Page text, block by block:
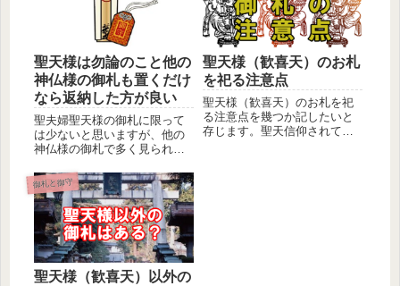
聖天様は勿論のこと他の
神仏様の御札も置くだけ
なら返納した方が良い
聖夫婦聖天様の御札に限って
は少ないと思いますが、他の
神仏様の御札で多く見られる
なし貼り...
聖天様（歓喜天）のお札
を祀る注意点
聖天様（歓喜天）のお札を祀
る注意点を幾つか記したいと
存じます。聖天信仰されてい
御札と御守
聖天様（歓喜天）以外の